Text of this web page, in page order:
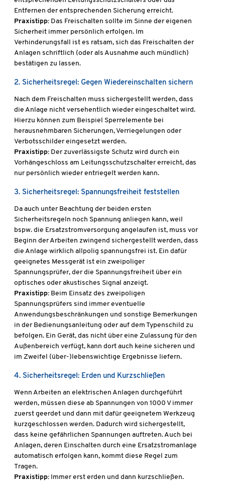
Entfernen der entsprechenden Sicherung erreicht.
Praxistipp: Das Freischalten sollte im Sinne der eigenen
Sicherheit immer persönlich erfolgen. Im
Verhinderungsfall ist es ratsam, sich das Freischalten der
Anlagen schriftlich (oder als Ausnahme auch mündlich)
bestätigen zu lassen.
2. Sicherheitsregel: Gegen Wiedereinschalten sichern
Nach dem Freischalten muss sichergestellt werden, dass
die Anlage nicht versehentlich wieder eingeschaltet wird.
Hierzu können zum Beispiel Sperrelemente bei
herausnehmbaren Sicherungen, Verriegelungen oder
Verbotsschilder eingesetzt werden.
Praxistipp: Der zuverlässigste Schutz wird durch ein
Vorhängeschloss am Leitungsschutzschalter erreicht, das
nur persönlich wieder entriegelt werden kann.
3. Sicherheitsregel: Spannungsfreiheit feststellen
Da auch unter Beachtung der beiden ersten
Sicherheitsregeln noch Spannung anliegen kann, weil
bspw. die Ersatzstromversorgung angelaufen ist, muss vor
Beginn der Arbeiten zwingend sichergestellt werden, dass
die Anlage wirklich allpolig spannungsfrei ist. Ein dafür
geeignetes Messgerät ist ein zweipoliger
Spannungsprüfer, der die Spannungsfreiheit über ein
optisches oder akustisches Signal anzeigt.
Praxistipp: Beim Einsatz des zweipoligen
Spannungsprüfers sind immer eventuelle
Anwendungsbeschränkungen und sonstige Bemerkungen
in der Bedienungsanleitung oder auf dem Typenschild zu
befolgen. Ein Gerät, das nicht über eine Zulassung für den
Außenbereich verfügt, kann dort auch keine sicheren und
im Zweifel (über-)lebenswichtige Ergebnisse liefern.
4. Sicherheitsregel: Erden und Kurzschließen
Wenn Arbeiten an elektrischen Anlagen durchgeführt
werden, müssen diese ab Spannungen von 1000 V immer
zuerst geerdet und dann mit dafür geeignetem Werkzeug
kurzgeschlossen werden. Dadurch wird sichergestellt,
dass keine gefährlichen Spannungen auftreten. Auch bei
Anlagen, deren Einschalten durch eine Ersatzstromanlage
automatisch erfolgen kann, kommt diese Regel zum
Tragen.
Praxistipp: Immer erst erden und dann kurzschließen.